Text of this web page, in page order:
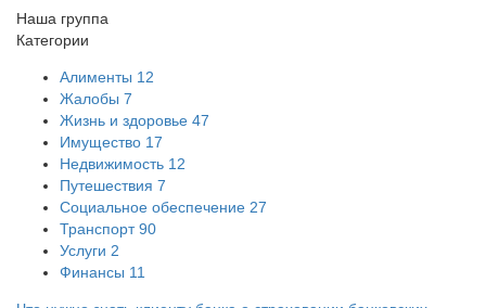
Наша группа
Категории
Алименты 12
Жалобы 7
Жизнь и здоровье 47
Имущество 17
Недвижимость 12
Путешествия 7
Социальное обеспечение 27
Транспорт90
Услуги 2
Финансы 11